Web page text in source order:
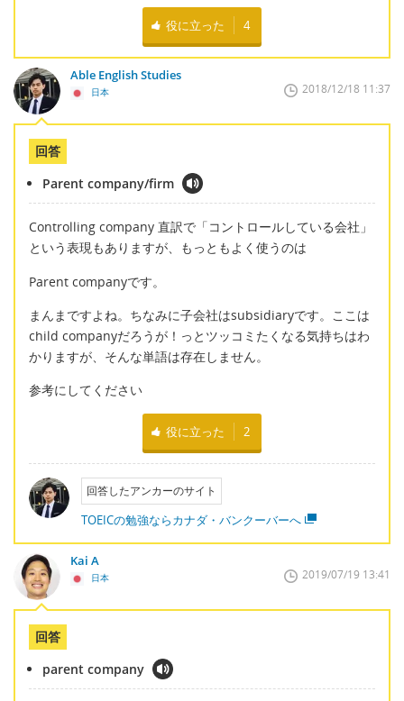
役に立った 4
Able English Studies
日本 2018/12/18 11:37
回答
Parent company/firm
Controlling company 直訳で「コントロールしている会社」
という表現もありますが、もっともよく使うのは
Parent companyです。
まんまですよね。ちなみに子会社はsubsidiaryです。ここは
child companyだろうが！っとツッコミたくなる気持ちはわ
かりますが、そんな単語は存在しません。
参考にしてください
役に立った 2
回答したアンカーのサイト
TOEICの勉強ならカナダ・バンクーバーへ
Kai A
日本 2019/07/19 13:41
回答
parent company